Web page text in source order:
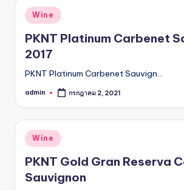
Posted
in
Wine
PKNT Platinum Carbenet
2017
PKNT Platinum Carbenet Sauvign…
Posted
admin กรกฎาคม 2, 2021
Posted
in
Wine
PKNT Gold Gran Reserva
Sauvignon